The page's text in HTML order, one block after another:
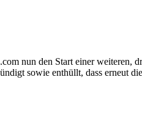
nun den Start einer
sowie enthüllt, dass erneut